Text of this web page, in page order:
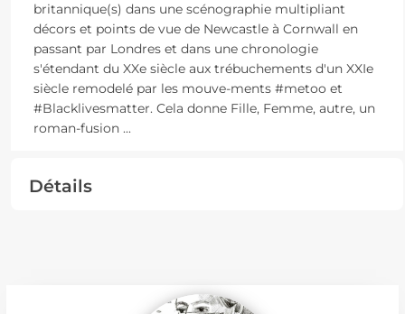
britannique(s) dans une scénographie multipliant
décors et points de vue de Newcastle à Cornwall en
passant par Londres et dans une chronologie
s'étendant du XXe siècle aux trébuchements d'un XXIe
siècle remodelé par les mouve-ments #metoo et
#Blacklivesmatter. Cela donne Fille, Femme, autre, un
roman-fusion ...
Détails